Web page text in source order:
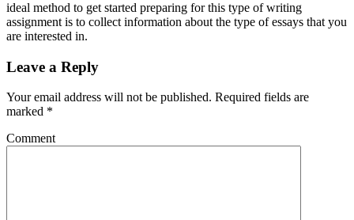
ideal method to get started preparing for this type of writing
assignment is to collect information about the type of essays that you
are interested in.
Leave a Reply
Your email address will not be published. Required fields are
marked *
Comment